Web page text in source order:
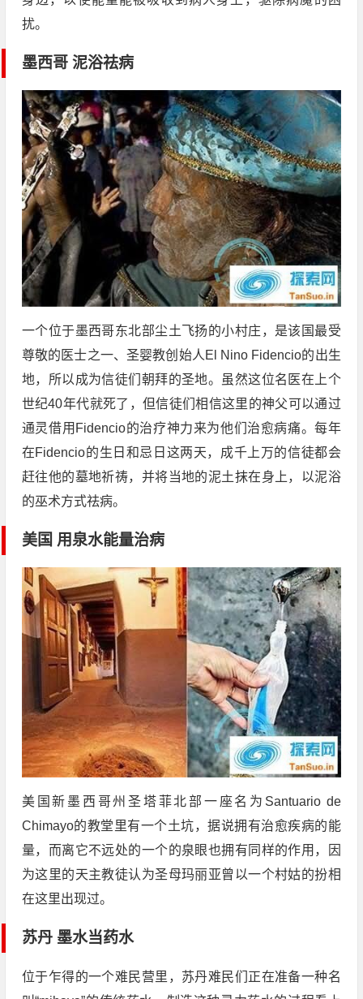
扰。
墨西哥 泥浴祛病
一个位于墨西哥东北部尘土飞扬的小村庄，是该国最受
尊敬的医士之一、圣婴教创始人El Nino Fidencio的出生
地，所以成为信徒们朝拜的圣地。虽然这位名医在上个
世纪40年代就死了，但信徒们相信这里的神父可以通过
通灵借用Fidencio的治疗神力来为他们治愈病痛。每年
在Fidencio的生日和忌日这两天，成千上万的信徒都会
赶往他的墓地祈祷，并将当地的泥土抹在身上，以泥浴
的巫术方式祛病。
美国 用泉水能量治病
美国新墨西哥州圣塔菲北部一座名为Santuario de
Chimayo的教堂里有一个土坑，据说拥有治愈疾病的能
量，而离它不远处的一个的泉眼也拥有同样的作用，因
为这里的天主教徒认为圣母玛丽亚曾以一个村姑的扮相
在这里出现过。
苏丹 墨水当药水
位于乍得的一个难民营里，苏丹难民们正在准备一种名